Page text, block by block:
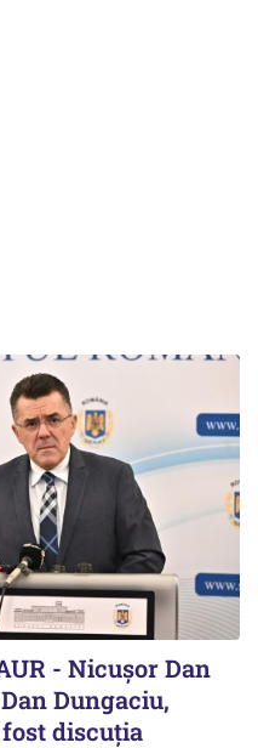
- Nicușor Dan
Dungaciu,
discuția